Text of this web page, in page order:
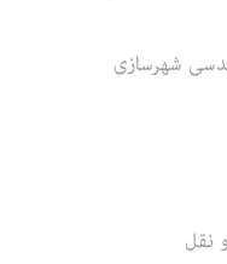
شهرسازی
نقل